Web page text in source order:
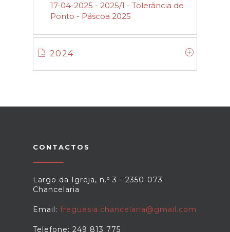
17-04-2025 - 2025/1 - Tolerância de
Ponto - Páscoa 2025
2024
CONTACTOS
Largo da Igreja, n.º 3 - 2350-073
Chancelaria
Email: freguesia.chancelaria@gmail.com
Telefone: 249 813 775